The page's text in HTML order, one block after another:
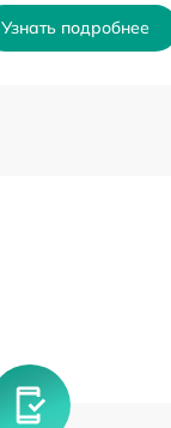
Узнать подробнее